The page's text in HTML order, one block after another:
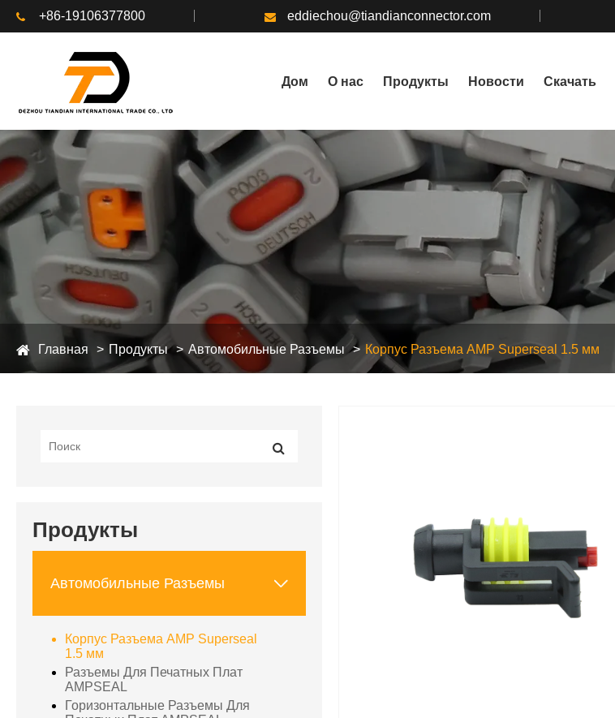
+86-19106377800 eddiechou@tiandianconnector.com
Дом О нас Продукты Новости Скачать
Главная Продукты Автомобильные Разъемы Корпус Разъема AMP Superseal 1.5 мм
Продукты
Автомобильные Разъемы 
Корпус Разъема AMP Superseal
1.5 мм
Разъемы Для Печатных Плат
AMPSEAL
Горизонтальные Разъемы Для